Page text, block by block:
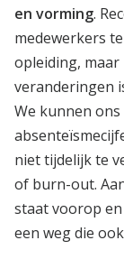
en vorming.
medewerkers
opleiding, maar
veranderingen
We kunnen
niet tijdelijk te
of burn-out.
staat voorop
een weg die